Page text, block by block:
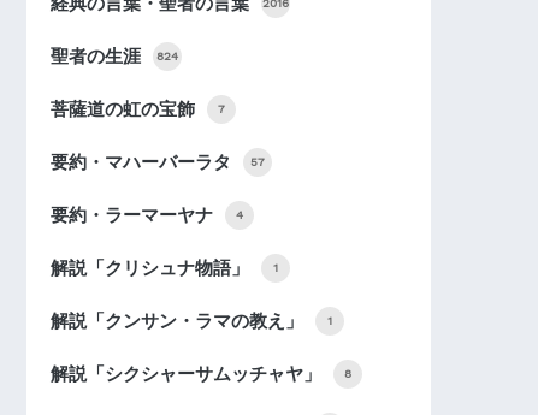
2016
聖者の生涯 824
菩薩道の虹の宝飾 7
要約・マハーバーラタ 57
要約・ラーマーヤナ 4
解説「クリシュナ物語」 1
解説「クンサン・ラマの教え」 1
解説「シクシャーサムッチャヤ」 8